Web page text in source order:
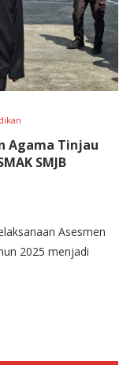
Agama Tinjau
SMJB
Asesmen
2025 menjadi